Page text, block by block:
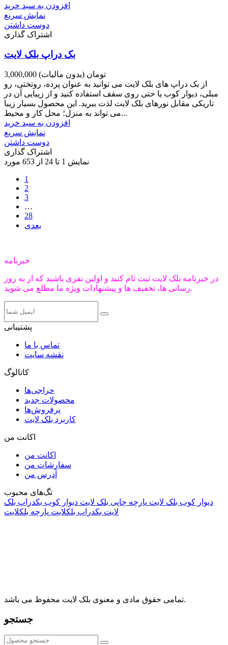
افزودن به سبد خرید
نمایش سریع
دوست داشتن
اشتراک گذاری
بک دراپ بلک لایت
3,000,000 تومان (بدون مالیات)
از بک دراپ های بلک لایت می توانید به عنوان پرده، روتختی، رو
مبلی، دیوار کوب یا حتی روی سقف استفاده کنید و از زیبایی آن در
تاریکی مقابل نورهای بلک لایت لذت ببرید. این محصول بسیار زیبا
می تواند به منزل؛ محل کار و محیط...
افزودن به سبد خرید
نمایش سریع
دوست داشتن
اشتراک گذاری
نمایش 1 تا 24 از 653 مورد
1
2
3
…
28
بعدی
خبرنامه
در خبرنامه بلک لایت ثبت نام کنید و اولین نفری باشید که از به روز
رسانی ها، تخفیف ها و پیشنهادات ویژه ما مطلع می شوید.
پشتیبانی
تماس با ما
نقشه سایت
کاتالوگ
حراجی‌ها
محصولات جدید
پرفروش‌ها
کاربرد بلک لایت
اکانت من
اکانت من
سفارشات من
آدرس من
تگ‌های محبوب
دیوار کوب بلک لایت پارچه چاپی بلک لایت دیوار کوب بکدراپ بلک
لایت بکدراپ بلکلایت پارچه بلکلایت
تمامی حقوق مادی و معنوی بلک لایت محفوظ می باشد.
جستجو